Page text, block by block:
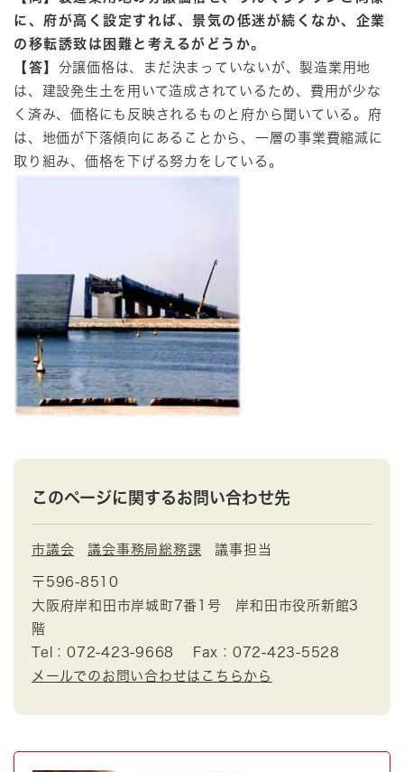
に、府が高く設定すれば、景気の低迷が続くなか、企業
の移転誘致は困難と考えるがどうか。
【答】 分譲価格は、まだ決まっていないが、製造業用地
は、建設発生土を用いて造成されているため、費用が少な
く済み、価格にも反映されるものと府から聞いている。府
は、地価が下落傾向にあることから、一層の事業費縮減に
取り組み、価格を下げる努力をしている。
このページに関するお問い合わせ先
市議会 議会事務局総務課 議事担当
〒596-8510
大阪府岸和田市岸城町7番1号 岸和田市役所新館3
階
Tel：072-423-9668
Fax：072-423-5528
メールでのお問い合わせはこちらから